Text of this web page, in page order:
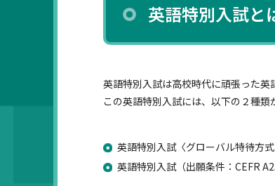
英語特別入試と
英語特別入試は高校時代に頑張った英
この英語特別入試には、以下の２種類
英語特別入試〈グローバル特待方
英語特別入試（出願条件：CEFR